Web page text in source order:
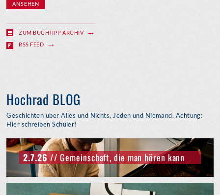
ANSEHEN
ZUM BUCHTIPP ARCHIV
RSS FEED
Hochrad BLOG
Geschichten über Alles und Nichts, Jeden und Niemand. Achtung:
Hier schreiben Schüler!
2.7.26// Gemeinschaft, die man hören kann